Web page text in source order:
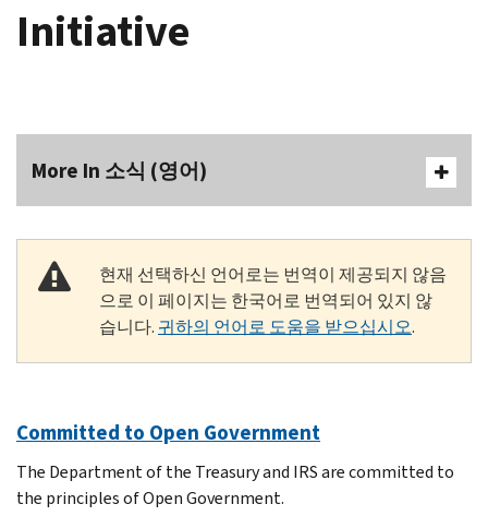
Initiative
More In 소식 (영어)
현재 선택하신 언어로는 번역이 제공되지 않음
으로 이 페이지는 한국어로 번역되어 있지 않
습니다. 귀하의 언어로 도움을 받으십시오.
Committed to Open Government
The Department of the Treasury and IRS are committed to
the principles of Open Government.